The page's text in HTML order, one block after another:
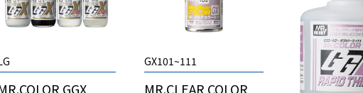
GGX
GX101~111
MR.CLEAR COLOR